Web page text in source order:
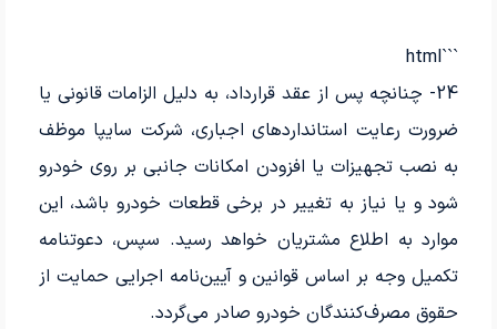
```html
24- چنانچه پس از عقد قرارداد، به دلیل الزامات قانونی یا
ضرورت رعایت استانداردهای اجباری، شرکت سایپا موظف
به نصب تجهیزات یا افزودن امکانات جانبی بر روی خودرو
شود و یا نیاز به تغییر در برخی قطعات خودرو باشد، این
موارد به اطلاع مشتریان خواهد رسید. سپس، دعوتنامه
تکمیل وجه بر اساس قوانین و آیین‌نامه اجرایی حمایت از
حقوق مصرف‌کنندگان خودرو صادر می‌گردد.